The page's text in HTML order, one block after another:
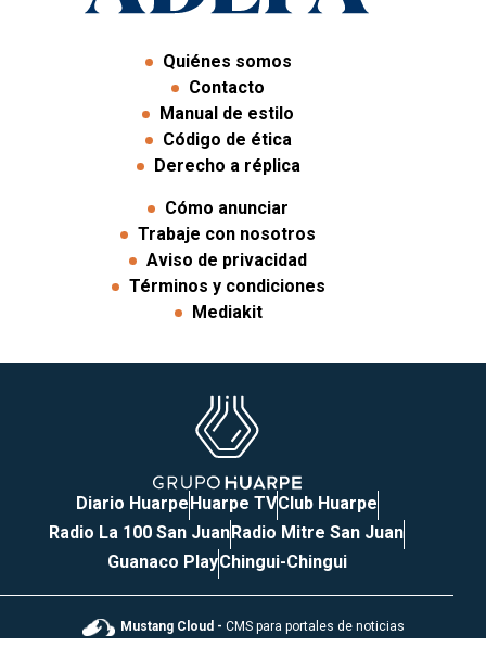
Quiénes somos
Contacto
Manual de estilo
Código de ética
Derecho a réplica
Cómo anunciar
Trabaje con nosotros
Aviso de privacidad
Términos y condiciones
Mediakit
Diario HuarpeHuarpe TVClub Huarpe
Radio La 100 San JuanRadio Mitre San Juan
Guanaco PlayChingui-Chingui
Mustang Cloud - CMS para portales de noticias